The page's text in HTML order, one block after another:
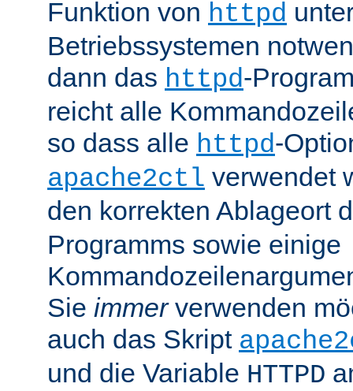
Funktion von httpd
Betriebssystemen
dann das httpd-
reicht alle
so dass alle httpd-
apache2ctl verwendet
den korrekten Ablageort
Programms sowie einige
Sie immerverwenden
auch das Skript
und die Variable HTTPD